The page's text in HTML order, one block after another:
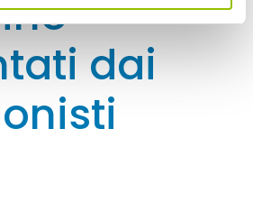
e Giovedì 14.30
dai